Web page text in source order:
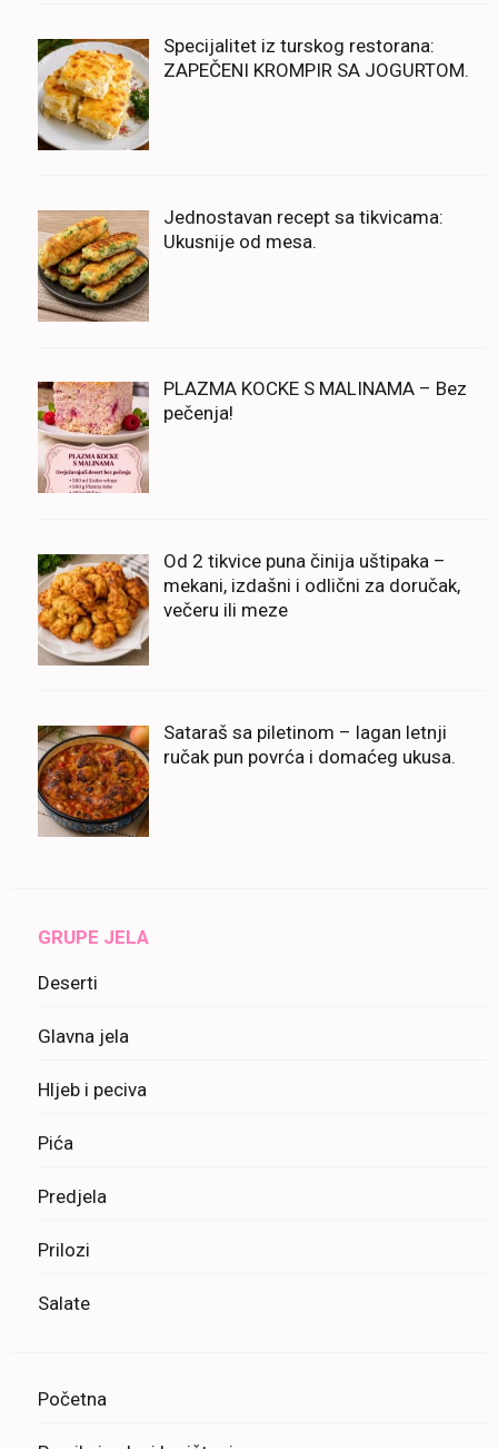
Specijalitet iz turskog restorana:
ZAPEČENI KROMPIR SA JOGURTOM.
Jednostavan recept sa tikvicama:
Ukusnije od mesa.
PLAZMA KOCKE S MALINAMA – Bez
pečenja!
Od 2 tikvice puna činija uštipaka –
mekani, izdašni i odlični za doručak,
večeru ili meze
Sataraš sa piletinom – lagan letnji
ručak pun povrća i domaćeg ukusa.
GRUPE JELA
Deserti
Glavna jela
Hljeb i peciva
Pića
Predjela
Prilozi
Salate
Početna